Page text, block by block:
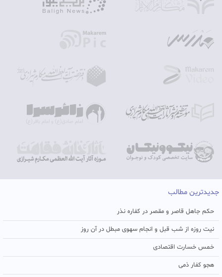
جدیدترین مطالب
حکم جاهل قاصر و مقصر در کفاره نذر
نیت روزه از شب قبل و انجام سهوی مبطل در آن روز
خمس خسارت اقتصادی
هجو کفار ذمی